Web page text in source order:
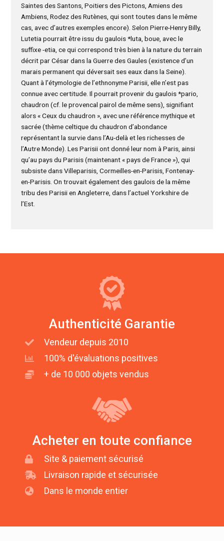
Saintes des Santons, Poitiers des Pictons, Amiens des
Ambiens, Rodez des Rutènes, qui sont toutes dans le même
cas, avec d’autres exemples encore). Selon Pierre-Henry Billy,
Lutetia pourrait être issu du gaulois *luta, boue, avec le
suffixe -etia, ce qui correspond très bien à la nature du terrain
décrit par César dans la Guerre des Gaules (existence d’un
marais permanent qui déversait ses eaux dans la Seine).
Quant à l’étymologie de l’ethnonyme Parisii, elle n’est pas
connue avec certitude. Il pourrait provenir du gaulois *pario,
chaudron (cf. le provencal pairol de même sens), signifiant
alors « Ceux du chaudron », avec une référence mythique et
sacrée (thème celtique du chaudron d’abondance
représentant la survie dans l’Au-delà et les richesses de
l’Autre Monde). Les Parisii ont donné leur nom à Paris, ainsi
qu’au pays du Parisis (maintenant « pays de France »), qui
subsiste dans Villeparisis, Cormeilles-en-Parisis, Fontenay-
en-Parisis. On trouvait également des gaulois de la même
tribu des Parisii en Angleterre, dans l’actuel Yorkshire de
l’Est.
Authenticité Garantie
Vendeur depuis 2010
100% d'évaluations positives
+ de 10 000 objets vendus
Acheter en toute confiance
Site & paiement sécurisé
Livraison rapide et sécurisée
Dans le monde entier